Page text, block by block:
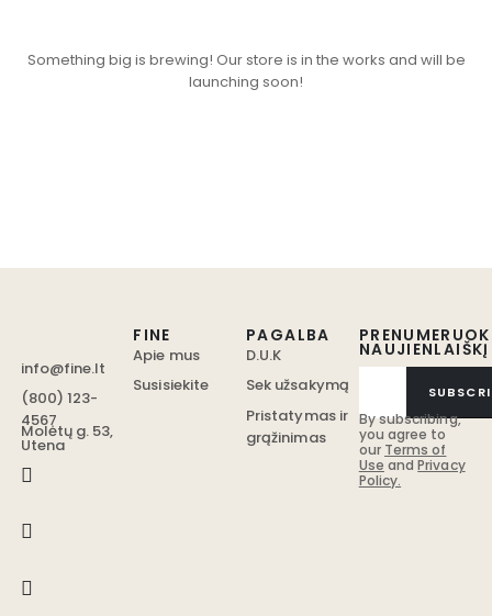
Something big is brewing! Our store is in the works and will be
launching soon!
info@fine.lt
(800) 123-
4567
Molėtų g. 53,
Utena
PRENUMERUOK
NAUJIENLAIŠKĮ
By subscribing,
you agree to
our Terms of
Use andPrivacy
Policy.
FINE
Apie mus
Susisiekite
PAGALBA
D.U.K
Sek užsakymą
Pristatymas ir
grąžinimas